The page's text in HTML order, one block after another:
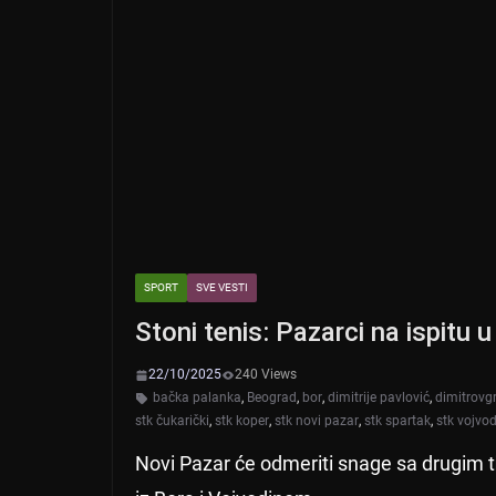
SPORT SVE VESTI
Stoni tenis: Pazarci na ispitu
22/10/2025
240 Views
bačka palanka, Beograd, bor, dimitrije pavlović,
stk čukarički, stk koper, stk novi pazar, stk spartak, stk
Novi Pazar će odmeriti snage sa